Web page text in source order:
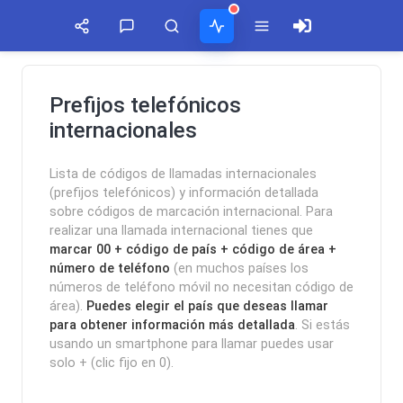
Facebook
Twitter
Youtube
RSS
joseen
solamente tenes que configurar manu...
Kevinen
Cuba
Es compatible?...
Roberto Lara Rodríguezen
Cuba
Mi teléfono es un Samsung Galaxy A0...
Luchinen
Uruguay
Honor X40 GT llegará el 13 de octubre con Snapdragon 888
WhatsApp lanza suscripción de pago para empresas
17:47:05 09/10/2022
A53 Ultra Smartphone Original 4g 5g
5:00:02 04/07/2026
Fallos de sonido aleatorios en notificaciones XIaomi mi 9t
0:37:57 08/04/2026
Bateria Alcatel H5048a no carga
15:07:49 02/01/2023
Prefijos telefónicos
internacionales
Lista de códigos de llamadas internacionales
(prefijos telefónicos) y información detallada
sobre códigos de marcación internacional. Para
realizar una llamada internacional tienes que
marcar 00 + código de país + código de área +
número de teléfono (en muchos países los
números de teléfono móvil no necesitan código de
área). Puedes elegir el país que deseas llamar
para obtener información más detallada. Si estás
usando un smartphone para llamar puedes usar
solo + (clic fijo en 0).
Secciones
Noticias Móviles Vídeos